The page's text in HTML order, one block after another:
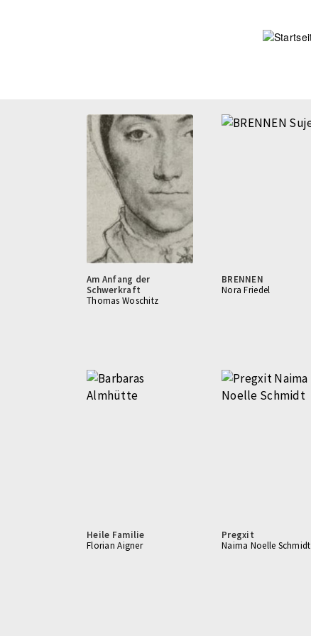
Am Anfang der
Schwerkraft
Thomas Woschitz
BRENNEN
Nora Friedel
Heile Familie
Florian Aigner
Pregxit
Naima Noelle Schmidt